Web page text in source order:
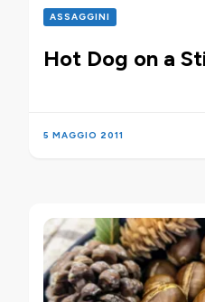
ASSAGGINI
Hot Dog on a
5 MAGGIO 2011